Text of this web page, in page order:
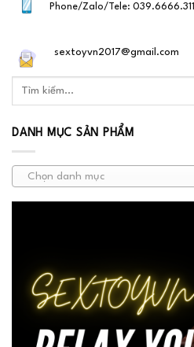
Phone/Zalo/Tele: 039.6666.311
sextoyvn2017@gmail.com
DANH MỤC SẢN PHẨM
Chọn danh mục